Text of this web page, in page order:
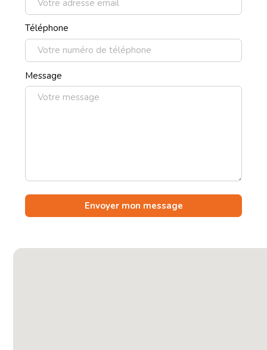
Téléphone
Message